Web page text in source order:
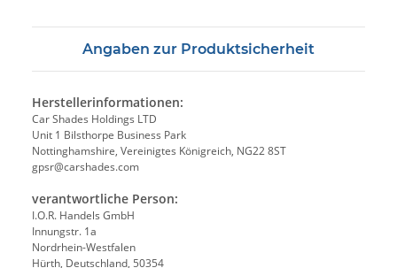
Angaben zur Produktsicherheit
Herstellerinformationen:
Car Shades Holdings LTD
Unit 1 Bilsthorpe Business Park
Nottinghamshire, Vereinigtes Königreich, NG22 8ST
gpsr@carshades.com
verantwortliche Person:
I.O.R. Handels GmbH
Innungstr. 1a
Nordrhein-Westfalen
Hürth, Deutschland, 50354